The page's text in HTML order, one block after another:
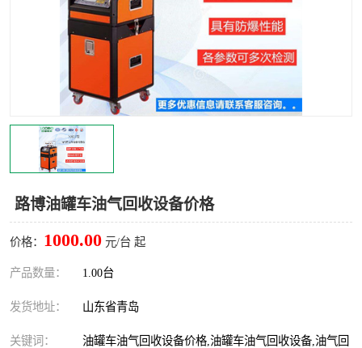
路博油罐车油气回收设备价格
价格： 1000.00 元/台 起
产品数量： 1.00台
发货地址： 山东省青岛
关键词：
油罐车油气回收设备价格,油罐车油气回收设备,油气回
便携式超声波明渠流量计 大气环境采样器
LB-4200高锰酸盐指数仪 LB-62便携式烟气分析仪
烟尘烟气设备 大气采样器
粉尘设备
烟尘净化器